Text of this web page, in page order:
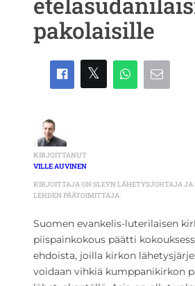
pakolaisille
KIRJOITTANUT
VILLE AUVINEN
KIRJOITTAJA ON SLEYN LÄHETYSJOHTAJA
LEHDEN PÄÄTOIMITTAJA.
Suomen evankelis-luterilaisen
piispainkokous päätti
ehdoista, joilla kirkon
voidaan vihkiä kumppanikirkon